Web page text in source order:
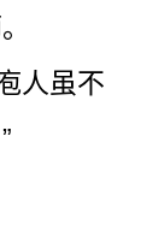
人虽不